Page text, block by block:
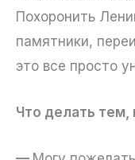
Похоронить
памятники,
это все просто
Что делать тем,